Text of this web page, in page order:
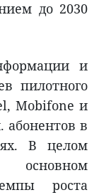
до 2030
и
пилотного
Mobifone и
абонентов в
В целом
основном
роста